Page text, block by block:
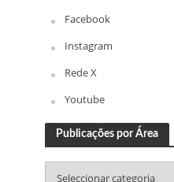
Facebook
Instagram
Rede X
Youtube
Publicações por Área